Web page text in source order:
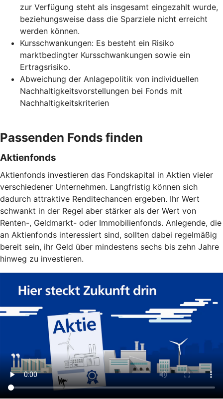
zur Verfügung steht als insgesamt eingezahlt wurde,
beziehungsweise dass die Sparziele nicht erreicht
werden können.
Kursschwankungen: Es besteht ein Risiko
marktbedingter Kursschwankungen sowie ein
Ertragsrisiko.
Abweichung der Anlagepolitik von individuellen
Nachhaltigkeitsvorstellungen bei Fonds mit
Nachhaltigkeitskriterien
Passenden Fonds finden
Aktienfonds
Aktienfonds investieren das Fondskapital in Aktien vieler
verschiedener Unternehmen. Langfristig können sich
dadurch attraktive Renditechancen ergeben. Ihr Wert
schwankt in der Regel aber stärker als der Wert von
Renten-, Geldmarkt- oder Immobilienfonds. Anlegende, die
an Aktienfonds interessiert sind, sollten dabei regelmäßig
bereit sein, ihr Geld über mindestens sechs bis zehn Jahre
hinweg zu investieren.